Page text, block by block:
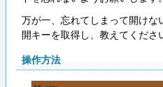
万が一、忘れてしまって開けな
開キーを取得し、教えてくださ
操作方法